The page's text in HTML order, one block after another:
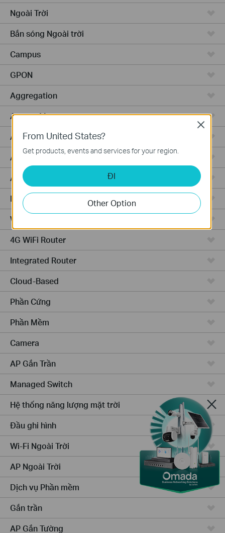
Ngoài Trời
Bắn sóng Ngoài trời
Campus
GPON
Aggregation
Access Max
Access Pro
Access
Access Plus
Router Có Dây
WiFi Router
4G WiFi Router
Integrated Router
Cloud-Based
Phần Cứng
Phần Mềm
Camera
AP Gắn Trần
Managed Switch
Hệ thống năng lượng mặt trời
Đầu ghi hình
Wi-Fi Ngoài Trời
AP Ngoài Trời
Dịch vụ Phần mềm
Gắn trần
AP Gắn Tường
From United States?
Get products, events and services for your region.
ĐI
Other Option
Close